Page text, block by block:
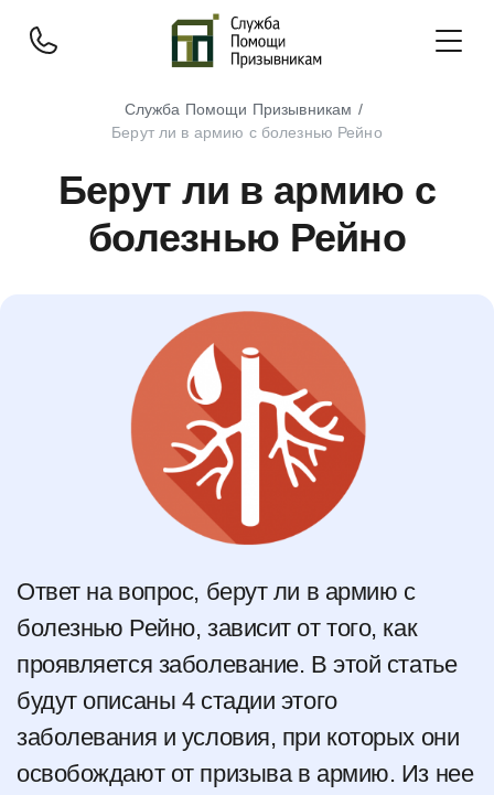
Служба Помощи Призывникам
Берут ли в армию с болезнью Рейно
Берут ли в армию с
болезнью Рейно
Ответ на вопрос, берут ли в армию с
болезнью Рейно, зависит от того, как
проявляется заболевание. В этой статье
будут описаны 4 стадии этого
заболевания и условия, при которых они
освобождают от призыва в армию. Из нее